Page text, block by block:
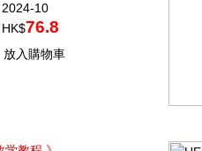
2024-10
76.8
放入購物車